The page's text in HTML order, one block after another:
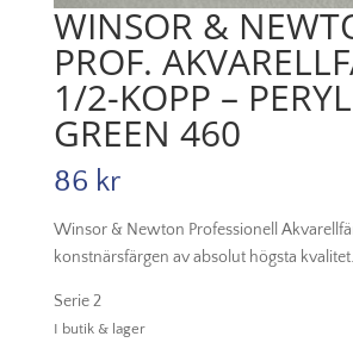
WINSOR &
PROF.
1/2-KOPP –
GREEN 460
86 kr
Winsor & Newton Professionell
konstnärsfärgen av absolut högsta kvalitet.
Serie 2
I butik & lager